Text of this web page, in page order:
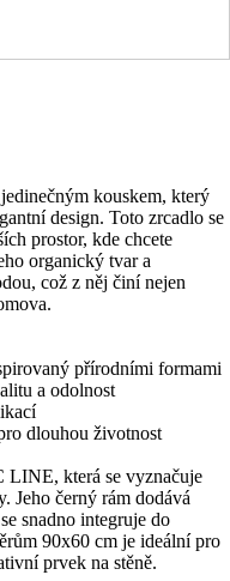
kouskem, který
design. Toto zrcadlo se
prostor, kde chcete
organický tvar a
což z něj činí nejen
přírodními formami
a odolnost
dlouhou životnost
LINE, která se vyznačuje
Jeho černý rám dodává
snadno integruje do
90x60 cm je ideální pro
prvek na stěně.